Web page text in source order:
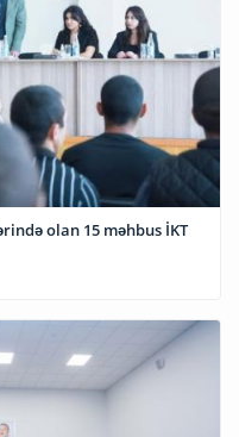
olan 15 məhbus İKT